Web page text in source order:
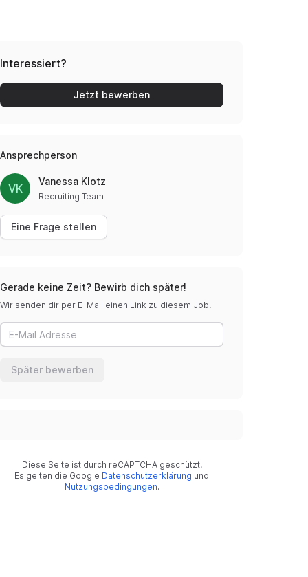
Interessiert?
Jetzt bewerben
Ansprechperson
VK
Vanessa Klotz
Recruiting Team
Eine Frage stellen
Gerade keine Zeit? Bewirb dich später!
Wir senden dir per E-Mail einen Link zu diesem Job.
Später bewerben
Diese Seite ist durch reCAPTCHA geschützt.
Es gelten die Google Datenschutzerklärung und
Nutzungsbedingungen.